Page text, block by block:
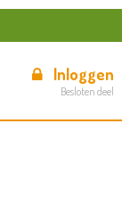
Inloggen
Besloten deel